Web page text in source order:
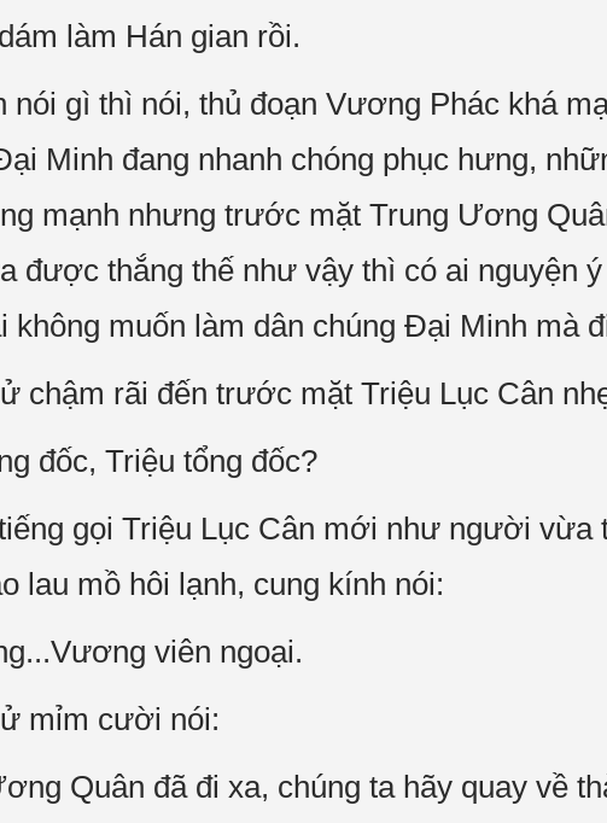
làm Hán gian rồi.
nói gì thì nói, thủ đoạn Vương Phác khá
Minh đang nhanh chóng phục hưng,
mạnh nhưng trước mặt Trung Ương
được thắng thế như vậy thì có ai nguyện
không muốn làm dân chúng Đại Minh mà
chậm rãi đến trước mặt Triệu Lục Cân
đốc, Triệu tổng đốc?
gọi Triệu Lục Cân mới như người vừa
lau mồ hôi lạnh, cung kính nói:
viên ngoại.
mỉm cười nói:
Quân đã đi xa, chúng ta hãy quay về